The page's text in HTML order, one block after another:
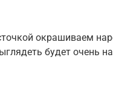
окрашиваем
будет очень